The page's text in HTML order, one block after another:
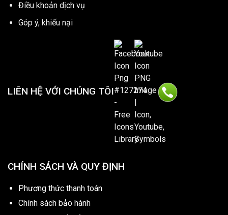
Điều khoản dịch vụ
Góp ý, khiếu nại
LIÊN HỆ VỚI CHÚNG TÔI
CHÍNH SÁCH VÀ QUY ĐỊNH
Phương thức thanh toán
Chính sách bảo hành